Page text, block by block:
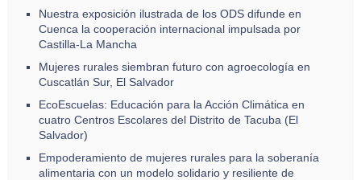
Nuestra exposición ilustrada de los ODS difunde en
Cuenca la cooperación internacional impulsada por
Castilla-La Mancha
Mujeres rurales siembran futuro con agroecología en
Cuscatlán Sur, El Salvador
EcoEscuelas: Educación para la Acción Climática en
cuatro Centros Escolares del Distrito de Tacuba (El
Salvador)
Empoderamiento de mujeres rurales para la soberanía
alimentaria con un modelo solidario y resiliente de